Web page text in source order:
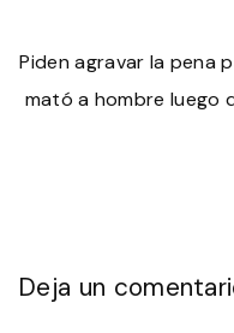
Piden agravar la pena
mató a hombre luego
Deja un